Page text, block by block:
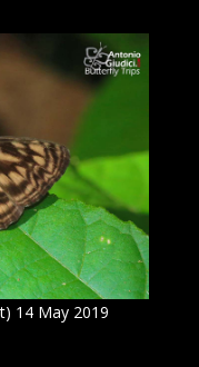
14 May 2019